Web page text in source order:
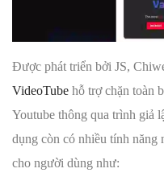
Được phát triển bởi JS,
VideoTube hỗ trợ chặn toàn
Youtube thông qua trình giả
dụng còn có nhiều tính năng
cho người dùng như: